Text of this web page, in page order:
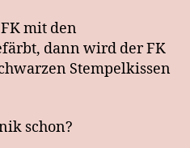
mit den
dann wird der FK
Stempelkissen
schon?